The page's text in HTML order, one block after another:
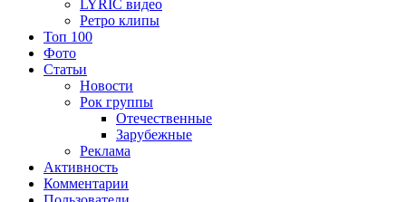
LYRIC видео
Ретро клипы
Топ 100
Фото
Статьи
Новости
Рок группы
Отечественные
Зарубежные
Реклама
Активность
Комментарии